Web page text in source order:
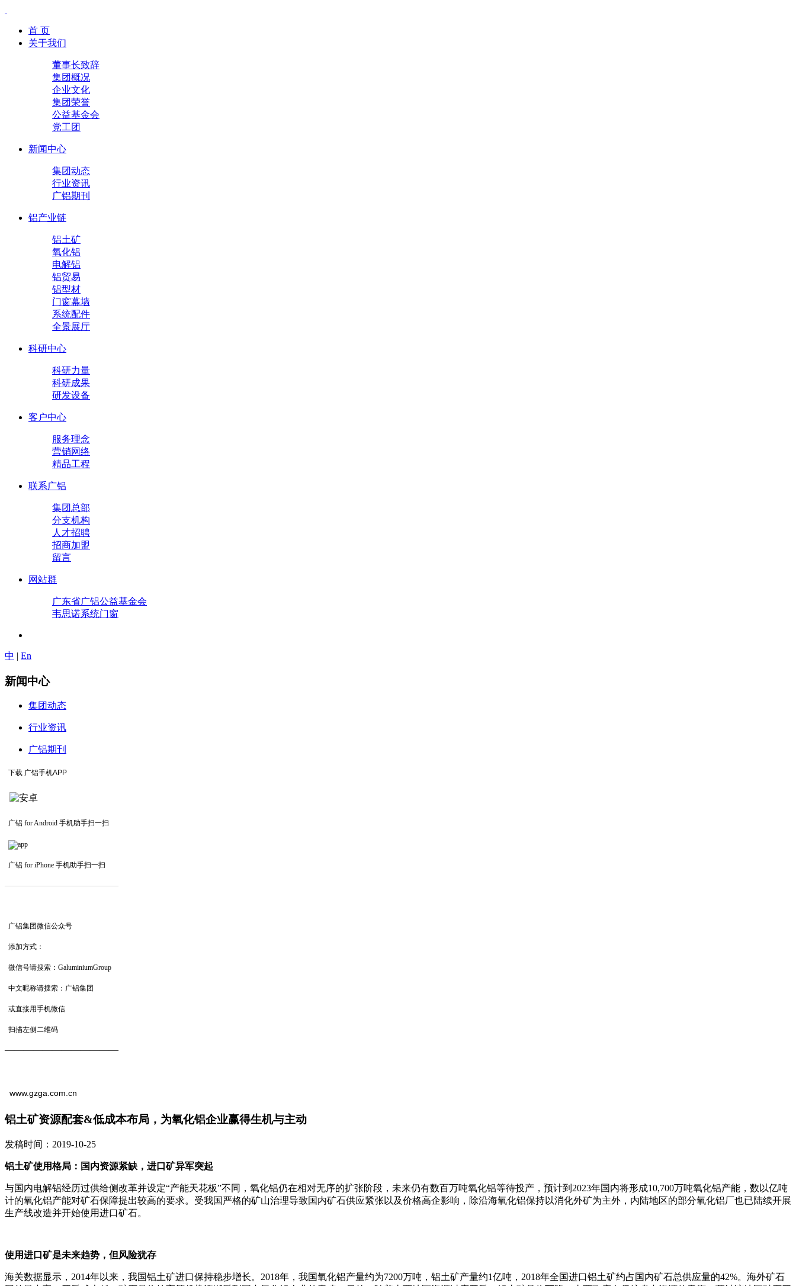
首 页
关于我们
董事长致辞
集团概况
企业文化
集团荣誉
公益基金会
党工团
新闻中心
集团动态
行业资讯
广铝期刊
铝产业链
铝土矿
氧化铝
电解铝
铝贸易
铝型材
门窗幕墙
系统配件
全景展厅
科研中心
科研力量
科研成果
研发设备
客户中心
服务理念
营销网络
精品工程
联系广铝
集团总部
分支机构
人才招聘
招商加盟
留言
网站群
广东省广铝公益基金会
韦思诺系统门窗
中 | En
新闻中心
集团动态
行业资讯
广铝期刊
下载 广铝手机APP
广铝 for Android 手机助手扫一扫
广铝 for iPhone 手机助手扫一扫
————————————
广铝集团微信公众号
添加方式：
微信号请搜索：GaluminiumGroup
中文昵称请搜索：广铝集团
或直接用手机微信
扫描左侧二维码
————————————
www.gzga.com.cn
铝土矿资源配套&低成本布局，为氧化铝企业赢得生机与主动
发稿时间：2019-10-25
铝土矿使用格局：国内资源紧缺，进口矿异军突起
与国内电解铝经历过供给侧改革并设定“产能天花板”不同，氧化铝仍在相对无序的扩张阶段，未来仍有数百万吨氧化铝等待投产，预计到2023年国内将形成10,700万吨氧化铝产能，数以亿吨
计的氧化铝产能对矿石保障提出较高的要求。受我国严格的矿山治理导致国内矿石供应紧张以及价格高企影响，除沿海氧化铝保持以消化外矿为主外，内陆地区的部分氧化铝厂也已陆续开展
生产线改造并开始使用进口矿石。
使用进口矿是未来趋势，但风险犹存
海关数据显示，2014年以来，我国铝土矿进口保持稳步增长。2018年，我国氧化铝产量约为7200万吨，铝土矿产量约1亿吨，2018年全国进口铝土矿约占国内矿石总供应量的42%。海外矿石